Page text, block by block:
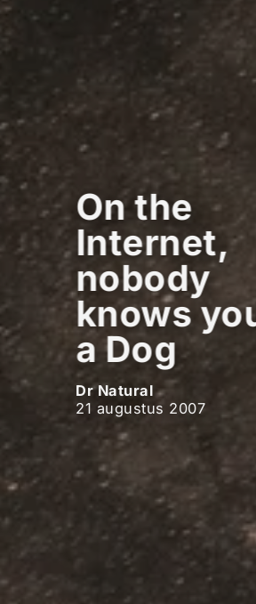
On the
Internet,
nobody
knows
a Dog
Dr Natural
21 augustus 2007